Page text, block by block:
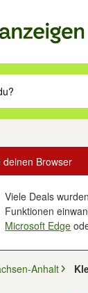
Eingabetaste
deinen Browser
Viele Deals
Funktionen
Microsoft Edge
Anhalt